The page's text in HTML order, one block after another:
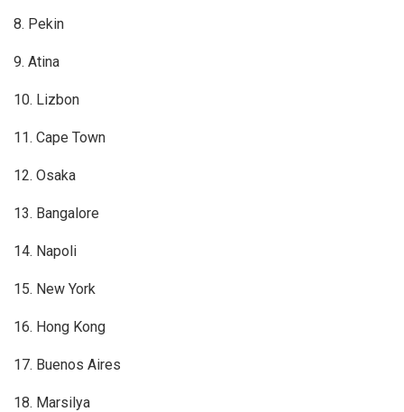
8. Pekin
9. Atina
10. Lizbon
11. Cape Town
12. Osaka
13. Bangalore
14. Napoli
15. New York
16. Hong Kong
17. Buenos Aires
18. Marsilya